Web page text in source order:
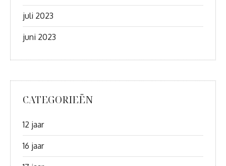
juli 2023
juni 2023
CATEGORIEËN
12 jaar
16 jaar